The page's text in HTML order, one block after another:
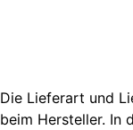
Die Lieferart und
beim Hersteller. In